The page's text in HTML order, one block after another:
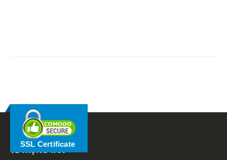
SSL Certificate
VỀ TRỌNG TẤN